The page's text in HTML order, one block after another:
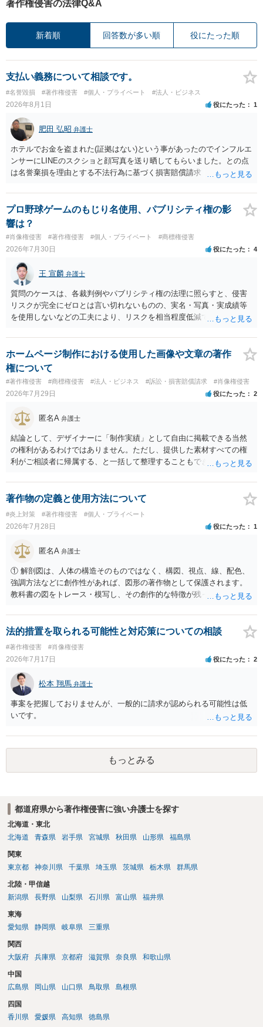
著作権侵害の法律Q&A
新着順 回答数が多い順 役にたった順
支払い義務について相談です。
#名誉毀損 #著作権侵害 #個人・プライベート #法人・ビジネス
2026年8月1日 役にたった 1
肥田 弘昭 弁護士
ホテルでお金を盗まれた(証拠はない)という事があったのでインフルエ
ンサーにLINEのスクショと顔写真を送り晒してもらいました。との点
は名誉棄損を理由とする不法行為に基づく損害賠償請求（共同不法行
その人が会社を経営しているようで仕事が飛んだとのことでその分の
賠償金と8人分の従業員の年間利益を請求すると言われています。」で
の計算がすべて損害とならないかと思いますので、損害額で争っても
良いかと思います。ご参考にしてください。
プロ野球ゲームのもじり名使用、パブリシティ権の影
響は？
#肖像権侵害 #著作権侵害 #個人・プライベート #商標権侵害
2026年7月30日 役にたった 4
王 宣麟 弁護士
質問のケースは、各裁判例やパブリシティ権の法理に照らすと、侵害
リスクが完全にゼロとは言い切れないものの、実名・写真・実成績等
を使用しないなどの工夫により、リスクを相当程度低減できる設計に
推測できる」という点は、裁判で争われた場合に「専ら顧客吸引力の
利用を目的とする」と判断される余地を残すため、一定の注意が必要
です。 また、広告収益の有無は、侵害判断に一定の影響を与える可能
性がありますが、決定的要因ではありません。 パブリシティ権侵害の
成否は、主に「専ら顧客吸引力の利用を目的とするか」という点で判
断されます。広告収益があることは「商業的目的」を強く示す要素で
すが、それだけで直ちに侵害となるわけではありません。完全無償・
非営利であれば「表現の自由」「創作物」としての側面が強く評価さ
れる可能性があります。一方、広告収益がある場合は「商業利用」と
しての色彩が強まり、リスクが高まる可能性があります。 公開前に変
更・確認しておく事項については、公開の場でアドバイスするにも限
界があるかと思うので、資料等を持参の上、弁護士に相談されること
も一つかと存じます。
ホームページ制作における使用した画像や文章の著作
権について
#著作権侵害 #商標権侵害 #法人・ビジネス #訴訟・損害賠償請求 #肖像権侵害
2026年7月29日 役にたった 2
匿名A 弁護士
結論として、デザイナーに「制作実績」として自由に掲載できる当然
の権利があるわけではありません。ただし、提供した素材すべての権
利がご相談者に帰属する、と一括して整理することもできません。 ご
身が著作権者です。 他方、ブランド名、文字主体のロゴ、商品情報、
短いキャッチコピー、販売コンセプトなどは、通常、著作物には当た
りません。ただし、ロゴに独自の図形やイラスト等が含まれる場合に
は、その表現部分が著作物となる可能性があります。 また、人物写真
の著作権は撮影者に、肖像に関する権利は被写体本人に帰属します
（著作権法2条・17条）。 ウェブサイト全体に当然に著作権が生じる
わけではありません。デザイナーが独自に制作したイラストやバナー
等は別として、一般的なレイアウトや配色、依頼者から提供された素
材を希望に沿って配置した部分には、通常、著作物性は認められにく
いと考えられます。仮に具体的な画面構成の一部に創作性が認められ
ても、その権利は当該部分に限られ、ご相談者の写真や文章等を制作
実績として掲載する権限まで当然に生じるものではありません。 もっ
とも、契約書がなくても、見積書、メール、利用規約等に実績掲載へ
の同意があれば別です。また、単に制作を担当した事実を記載した
り、公開中のサイトへリンクしたりする行為まで当然に禁止できると
は限りません。 人物写真については、通常のSNSへの無断掲載と同
様、掲載目的、態様、必要性、本人の特定可能性等から判断されま
す。営業目的であり、本人も掲載を拒否していることは、違法性を認
める方向の事情となりますが、自動的に肖像権侵害となるわけではあ
りません。 まず、見積書、メール、チャット、デザイナーの利用規約
を確認したうえで、「提供素材及びこれを含む画面の複製・SNS掲載
著作物の定義と使用方法について
#炎上対策 #著作権侵害 #個人・プライベート
2026年7月28日 役にたった 1
匿名A 弁護士
① 解剖図は、人体の構造そのものではなく、構図、視点、線、配色、
強調方法などに創作性があれば、図形の著作物として保護されます。
教科書の図をトレース・模写し、その創作的な特徴が残っていれば、
も、SNSへの公開は私的使用には当たりません。 ② 出典を記載するだ
けでは、適法な引用にはなりません。自分の説明や批評が主で、図が
れ、必要な範囲に限られていることなどが必要です。勉強ノートの教
材として図そのものを中心的に掲載する場合、引用と認められにくい
でしょう。 文章についても、単に所々表現を変えただけで適法になる
とは限りません。医学上の事実を理解したうえで、ご自身の表現と構
成でまとめる必要があります。 安全にSNSで公開するには、教科書の
図をトレース・模写した部分は掲載せず、人体の構造という事実を基
に、自分で構図や表現を工夫して作図する方法が考えられます。ま
た、改変・SNS掲載が認められたオープンライセンス素材を、利用条
件に従って使う方法もあります。トレースした図を残したい場合は、
自分だけの学習用にとどめるのが安全です。
法的措置を取られる可能性と対応策についての相談
#著作権侵害 #肖像権侵害
2026年7月17日 役にたった 2
松本 翔馬 弁護士
事案を把握しておりませんが、一般的に請求が認められる可能性は低
いです。
もっとみる
都道府県から著作権侵害に強い弁護士を探す
北海道・東北
北海道
青森県 岩手県 宮城県 秋田県 山形県 福島県
関東
東京都
神奈川県 千葉県 埼玉県 茨城県 栃木県 群馬県
北陸・甲信越
新潟県
長野県 山梨県 石川県 富山県 福井県
東海
愛知県
静岡県 岐阜県 三重県
関西
大阪府
兵庫県 京都府 滋賀県 奈良県 和歌山県
中国
広島県
岡山県 山口県 鳥取県 島根県
四国
香川県
愛媛県 高知県 徳島県